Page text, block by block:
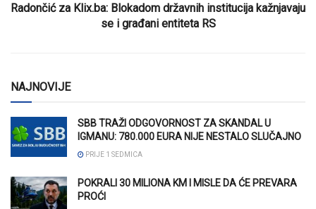
Radončić za Klix.ba: Blokadom državnih institucija kažnjavaju
se i građani entiteta RS
NAJNOVIJE
SBB TRAŽI ODGOVORNOST ZA SKANDAL U
IGMANU: 780.000 EURA NIJE NESTALO SLUČAJNO
PRIJE 1 SEDMICA
POKRALI 30 MILIONA KM I MISLE DA ĆE PREVARA
PROĆI